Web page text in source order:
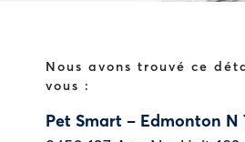
Nous avons trouvé ce
vous :
Pet Smart – Edmonton N